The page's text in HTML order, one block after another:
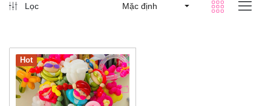
Lọc Mặc định
Hot